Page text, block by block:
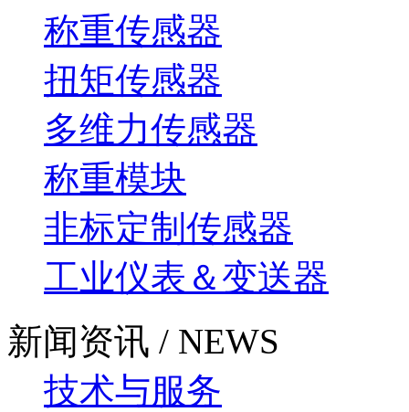
称重传感器
扭矩传感器
多维力传感器
称重模块
非标定制传感器
工业仪表＆变送器
新闻资讯 / NEWS
技术与服务